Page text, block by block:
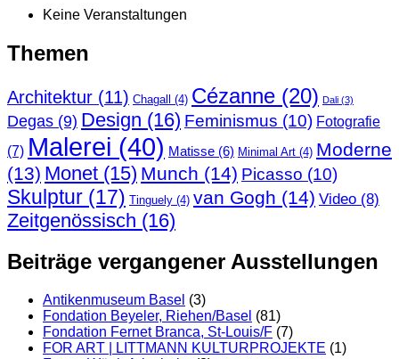
Keine Veranstaltungen
Themen
Architektur (11) Chagall (4) Cézanne (20) Dali (3)
Degas (9) Design (16) Feminismus (10) Fotografie
(7) Malerei (40) Matisse (6) Minimal Art (4) Moderne
(13) Monet (15) Munch (14) Picasso (10)
Skulptur (17) Tinguely (4) van Gogh (14) Video (8)
Zeitgenössisch (16)
Beiträge vergangener Ausstellungen
Antikenmuseum Basel (3)
Fondation Beyeler, Riehen/Basel (81)
Fondation Fernet Branca, St-Louis/F (7)
FOR ART | LITTMANN KULTURPROJEKTE (1)